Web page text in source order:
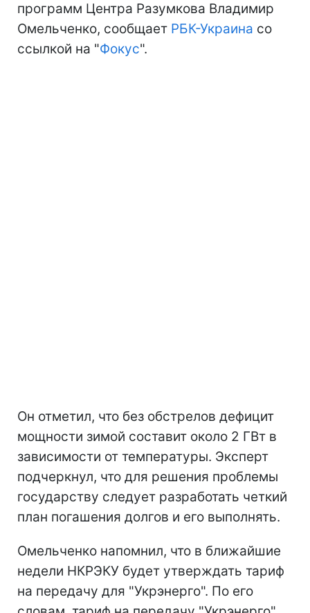
программ Центра Разумкова Владимир
Омельченко, сообщает РБК-Украина со
ссылкой на "Фокус".
Он отметил, что без обстрелов дефицит
мощности зимой составит около 2 ГВт в
зависимости от температуры. Эксперт
подчеркнул, что для решения проблемы
государству следует разработать четкий
план погашения долгов и его выполнять.
Омельченко напомнил, что в ближайшие
недели НКРЭКУ будет утверждать тариф
на передачу для "Укрэнерго". По его